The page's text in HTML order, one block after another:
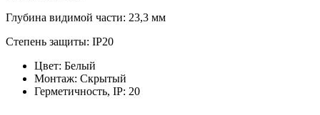
Глубина видимой части: 23,3 мм
Степень защиты: IP20
Цвет: Белый
Монтаж: Скрытый
Герметичность, IP: 20